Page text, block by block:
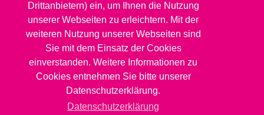
Drittanbietern) ein, um Ihnen die Nutzung
unserer Webseiten zu erleichtern. Mit der
weiteren Nutzung unserer Webseiten sind
Sie mit dem Einsatz der Cookies
einverstanden. Weitere Informationen zu
Cookies entnehmen Sie bitte unserer
Datenschutzerklärung.
Datenschutzerklärung
Stiftung Jugendsozialwerk
Blaues Kreuz BL
Rheinstrasse 20, 4410 Liestal
061 827 99 81
info@jsw.swiss